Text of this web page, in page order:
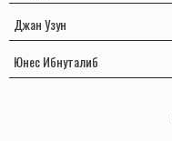
Джан Узун
Юнес Ибнуталиб